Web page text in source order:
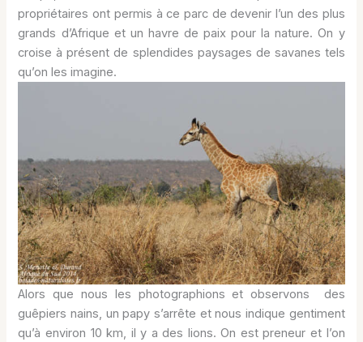
propriétaires ont permis à ce parc de devenir l’un des plus
grands d’Afrique et un havre de paix pour la nature. On y
croise à présent de splendides paysages de savanes tels
qu’on les imagine.
Alors que nous les photographions et observons des
guêpiers nains, un papy s’arrête et nous indique gentiment
qu’à environ 10 km, il y a des lions. On est preneur et l’on